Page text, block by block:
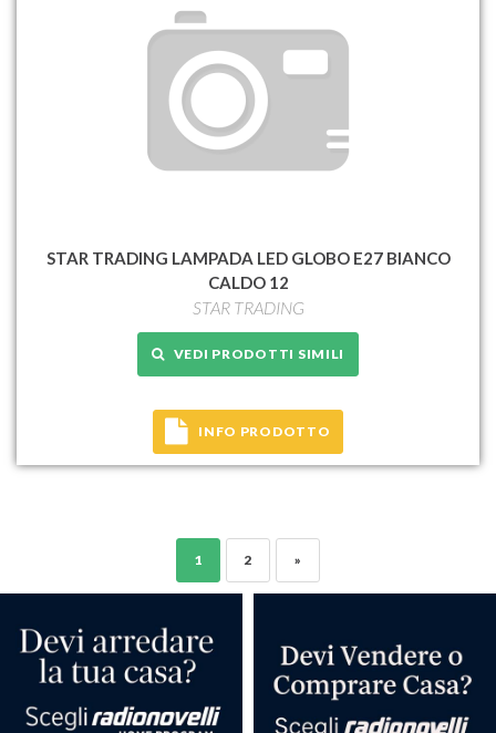
STAR TRADING LAMPADA LED GLOBO E27 BIANCO
CALDO 12
STAR TRADING
VEDI PRODOTTI SIMILI
INFO PRODOTTO
1 2 »